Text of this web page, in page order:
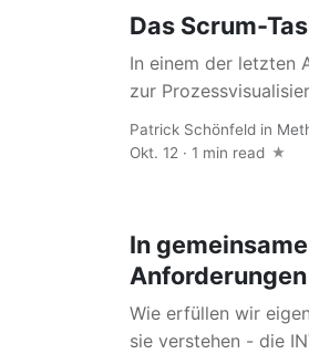
Das Scrum-
In einem der letzten
zur
Patrick Schönfeld in
Okt. 12 · 1 min read
In
Wie erfüllen wir
sie verstehen - die